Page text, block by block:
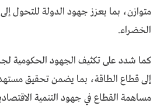
متوازن، بما يعزز جهود الدولة للتحول
الخضراء.
كما شدد على تكثيف الجهود الحكومية
إلى قطاع الطاقة، بما يضمن تحقيق
مساهمة القطاع في جهود التنمية